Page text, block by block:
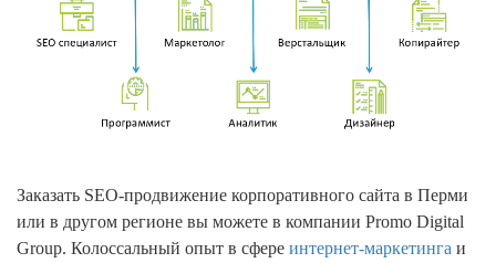
Заказать SEO-продвижение корпоративного сайта в Перми
или в другом регионе вы можете в компании Promo Digital
Group. Колоссальный опыт в сфере интернет-маркетинга и